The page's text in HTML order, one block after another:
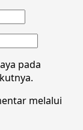
pada
melalui